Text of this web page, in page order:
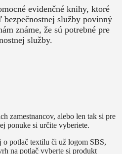
evidenčné knihy, ktoré
bezpečnostnej služby povinný
známe, že sú potrebné pre
služby.
zamestnancov, alebo len tak si pre
ponuke si určite vyberiete.
o potlač textilu či už logom SBS,
na potlač vyberte si produkt